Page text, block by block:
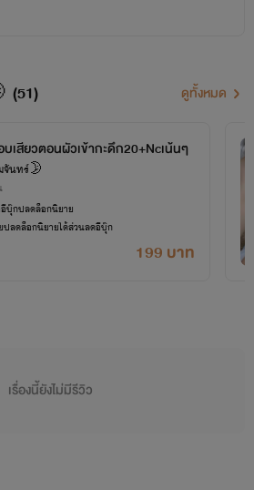
(51) ดูทั้งหมด
บเสียวตอนผัวเข้ากะดึก20+Ncเน้นๆ
จันทร์🌛
199 บาท
บุ๊กปลดล็อกนิยาย
ปลดล็อกนิยายได้ส่วนลดอีบุ๊ก
เรื่องนี้ยังไม่มีรีวิว